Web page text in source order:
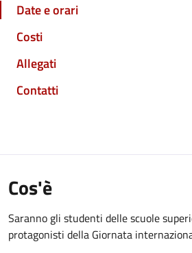
Date e orari
Costi
Allegati
Contatti
Cos'è
Saranno gli studenti delle scuole
protagonisti della Giornata